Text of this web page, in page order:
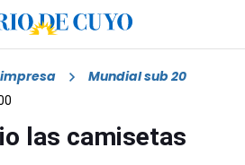
Mundial sub 20
las camisetas